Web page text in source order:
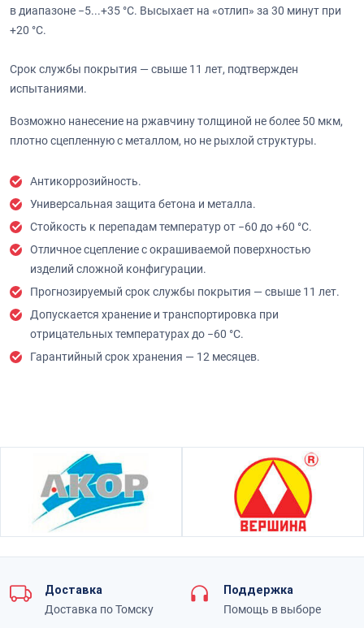
в диапазоне −5...+35 °С. Высыхает на «отлип» за 30 минут при
+20 °С.
Срок службы покрытия — свыше 11 лет, подтвержден
испытаниями.
Возможно нанесение на ржавчину толщиной не более 50 мкм,
плотно сцепленную с металлом, но не рыхлой структуры.
Антикоррозийность.
Универсальная защита бетона и металла.
Стойкость к перепадам температур от −60 до +60 °С.
Отличное сцепление с окрашиваемой поверхностью
изделий сложной конфигурации.
Прогнозируемый срок службы покрытия — свыше 11 лет.
Допускается хранение и транспортировка при
отрицательных температурах до −60 °С.
Гарантийный срок хранения — 12 месяцев.
Доставка
Доставка по Томску
Поддержка
Помощь в выборе